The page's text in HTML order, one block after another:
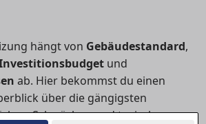
hängt von Gebäudestandard,
und
ab. Hier bekommst du einen
über die gängigsten
Schwächen und typischen